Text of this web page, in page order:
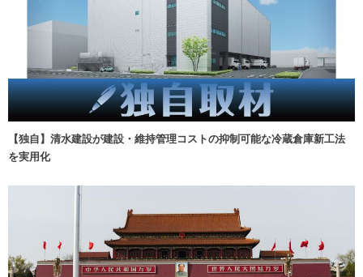
【独自】清水建設が建設・維持管理コストの抑制可能な冷蔵倉庫新工法
を実用化